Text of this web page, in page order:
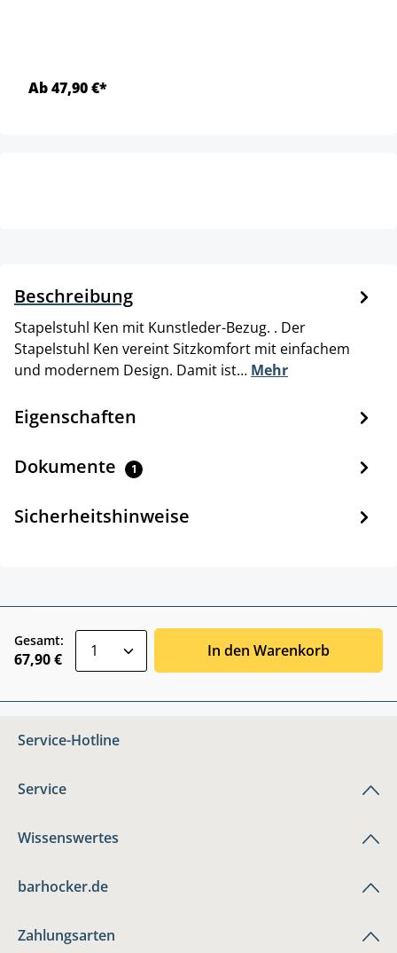
Ab 47,90 €*
Beschreibung
Stapelstuhl Ken mit Kunstleder-Bezug. . Der
Stapelstuhl Ken vereint Sitzkomfort mit einfachem
und modernem Design. Damit ist… Mehr
Eigenschaften
Dokumente 1
Sicherheitshinweise
Gesamt:
67,90 € In den Warenkorb
Service-Hotline
Service
Wissenswertes
barhocker.de
Zahlungsarten